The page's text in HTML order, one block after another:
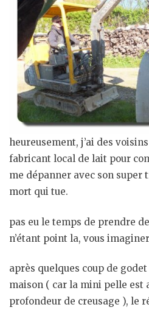
heureusement, j’ai des
fabricant local de lait pour
me dépanner avec son super
mort qui tue.
pas eu le temps de prendre
n’étant point la, vous
après quelques coup de
maison ( car la mini pelle est
profondeur de creusage ), le